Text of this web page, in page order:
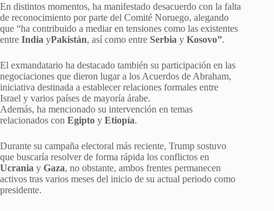
En distintos momentos, ha manifestado desacuerdo con la falta
de reconocimiento por parte del Comité Noruego, alegando
que “ha contribuido a mediar en tensiones como las existentes
entre India yPakistán, así como entre Serbia y Kosovo”.
El exmandatario ha destacado también su participación en las
negociaciones que dieron lugar a los Acuerdos de Abraham,
iniciativa destinada a establecer relaciones formales entre
Israel y varios países de mayoría árabe.
Además, ha mencionado su intervención en temas
relacionados con Egipto y Etiopía.
Durante su campaña electoral más reciente, Trump sostuvo
que buscaría resolver de forma rápida los conflictos en
Ucrania y Gaza, no obstante, ambos frentes permanecen
activos tras varios meses del inicio de su actual periodo como
presidente.